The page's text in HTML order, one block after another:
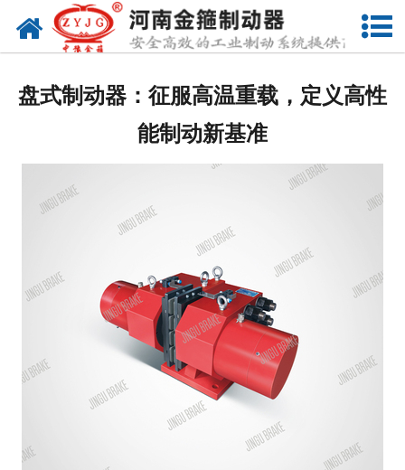
网站首页
新闻动态
盘式制动器：征服高温重载，定义高性
能制动新基准